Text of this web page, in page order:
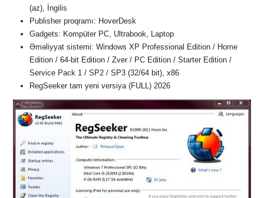
(az), İngilis
Publisher proqramı: HoverDesk
Gadgets: Kompüter PC, Ultrabook, Laptop
Əməliyyat sistemi: Windows XP Professional Edition / Home
Edition / 64-bit Edition / Zver / PC Edition / Starter Edition /
Service Pack 1 / SP2 / SP3 (32/64 bit), x86
RegSeeker tam yeni versiya (FULL) 2026